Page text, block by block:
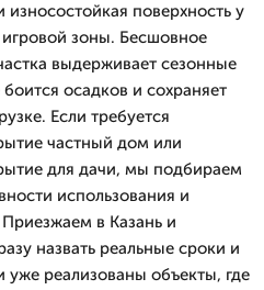
износостойкая поверхность у
зоны. Бесшовное
выдерживает сезонные
осадков и сохраняет
Если требуется
частный дом или
для дачи, мы подбираем
использования и
в Казань и
назвать реальные сроки и
уже реализованы объекты, где